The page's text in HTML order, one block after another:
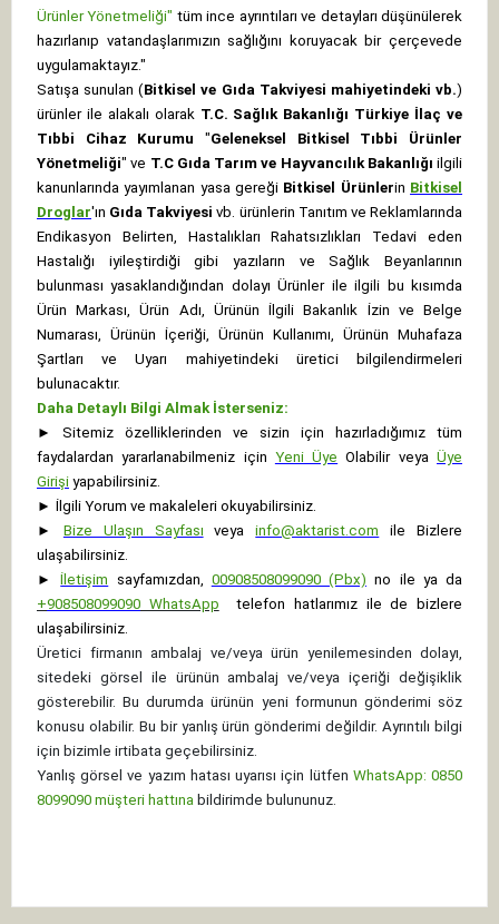
Ürünler Yönetmeliği" tüm ince ayrıntıları ve detayları düşünülerek
hazırlanıp vatandaşlarımızın sağlığını koruyacak bir çerçevede
uygulamaktayız."
Satışa sunulan (Bitkisel ve Gıda Takviyesi mahiyetindeki vb.)
ürünler ile alakalı olarak T.C. Sağlık Bakanlığı Türkiye İlaç ve
Tıbbi Cihaz Kurumu "Geleneksel Bitkisel Tıbbi Ürünler
Yönetmeliği" ve T.C Gıda Tarım ve Hayvancılık Bakanlığı ilgili
kanunlarında yayımlanan yasa gereği Bitkisel Ürünlerin Bitkisel
Droglar'ın Gıda Takviyesi vb. ürünlerin Tanıtım ve Reklamlarında
Endikasyon Belirten, Hastalıkları Rahatsızlıkları Tedavi eden
Hastalığı iyileştirdiği gibi yazıların ve Sağlık Beyanlarının
bulunması yasaklandığından dolayı Ürünler ile ilgili bu kısımda
Ürün Markası, Ürün Adı, Ürünün İlgili Bakanlık İzin ve Belge
Numarası, Ürünün İçeriği, Ürünün Kullanımı, Ürünün Muhafaza
Şartları ve Uyarı mahiyetindeki üretici bilgilendirmeleri
bulunacaktır.
Daha Detaylı Bilgi Almak İsterseniz:
►
Sitemiz özelliklerinden ve sizin için hazırladığımız tüm
faydalardan yararlanabilmeniz için Yeni Üye Olabilir veyaÜye
Girişi yapabilirsiniz.
► İlgili Yorum ve makaleleri okuyabilirsiniz.
►
Bize Ulaşın Sayfası veya info@aktarist.com
ile Bizlere
ulaşabilirsiniz.
►
İletişim sayfamızdan, 00908508099090 (Pbx) no ile ya da
+908508099090 WhatsApp
telefon hatlarımız ile de bizlere
ulaşabilirsiniz.
Üretici firmanın ambalaj ve/veya ürün yenilemesinden dolayı,
sitedeki görsel ile ürünün ambalaj ve/veya içeriği değişiklik
gösterebilir. Bu durumda ürünün yeni formunun gönderimi söz
konusu olabilir. Bu bir yanlış ürün gönderimi değildir. Ayrıntılı bilgi
için bizimle irtibata geçebilirsiniz.
Yanlış görsel ve yazım hatası uyarısı için lütfen WhatsApp: 0850
8099090 müşteri hattına bildirimde bulununuz.